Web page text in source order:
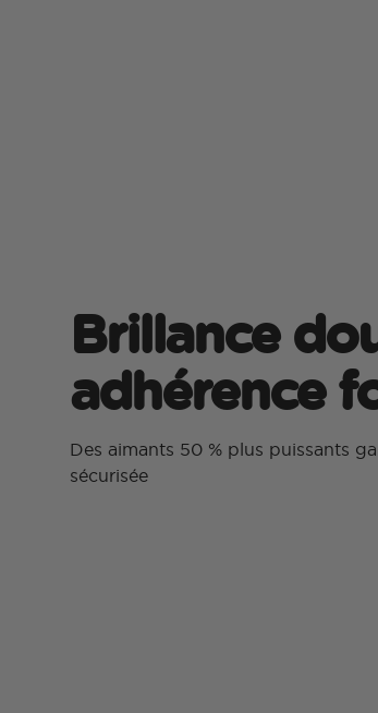
Brillance
adhérence
Des aimants 50 % plus puissants
sécurisée